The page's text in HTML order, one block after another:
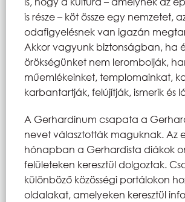
is része – köt össze egy nemzetet,
odafigyelésnek van igazán
Akkor vagyunk biztonságban, ha
örökségünket nem lerombolják,
műemlékeinket, templomainkat,
karbantartják, felújítják, ismerik és
A Gerhardinum csapata a
nevet választották maguknak. Az
hónapban a Gerhardista diákok
felületeken keresztül dolgoztak.
különböző közösségi portálokon
oldalakat, amelyeken keresztül